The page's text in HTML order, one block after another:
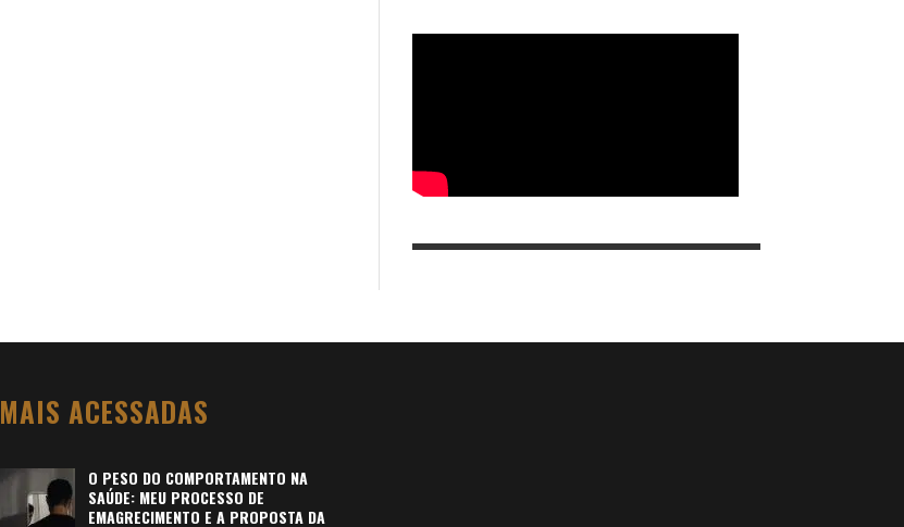
MAIS ACESSADAS
O PESO DO COMPORTAMENTO NA
SAÚDE: MEU PROCESSO DE
EMAGRECIMENTO E A PROPOSTA DA